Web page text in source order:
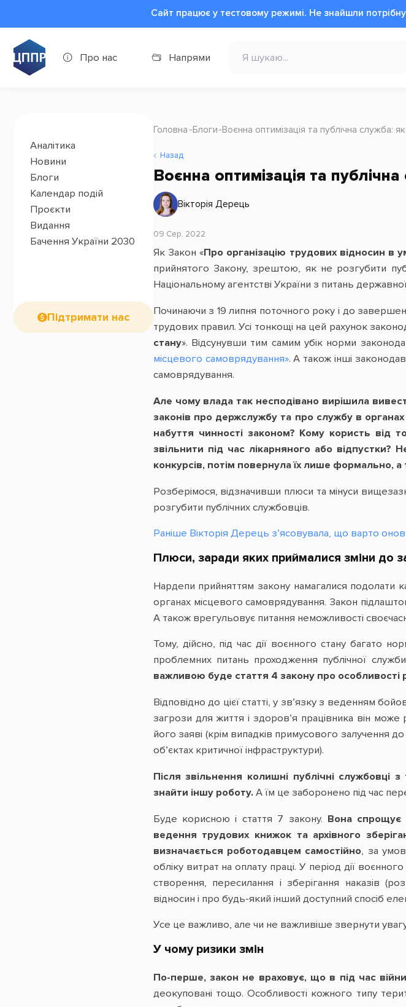
Сайт працює у тестовому режимі. Не знайшли
Про нас Напрями
Аналітика
Новини
Блоги
Календар подій
Проєкти
Видання
Бачення України 2030
Підтримати нас
Головна Блоги Воєнна оптимізація та публічна служба:
Назад
Воєнна оптимізація та
Вікторія Дерець
09 Сер, 2022
Як Закон «Про організацію трудових відносин в
прийнятого Закону, зрештою, як не розгубити
Національному агентстві України з питань
Починаючи з 19 липня поточного року і до
трудових правил. Усі тонкощі на цей рахунок
стану». Відсунувши тим самим убік норми
місцевого самоврядування». А також інші
самоврядування.
Але чому влада так несподівано вирішила
законів про держслужбу та про службу в
набуття чинності законом? Кому користь від
звільнити під час лікарняного або відпустки?
конкурсів, потім повернула їх лише формально, а
Розберімося, відзначивши плюси та мінуси
розгубити публічних службовців.
Раніше Вікторія Дерець з’ясовувала, що варто
Плюси, заради яких приймалися зміни до
Нардепи прийняттям закону намагалися
органах місцевого самоврядування. Закон
А також врегульовує питання неможливості
Тому, дійсно, під час дії воєнного стану багато
проблемних питань проходження публічної
важливою буде стаття 4 закону про особливості
Відповідно до цієї статті, у зв’язку з веденням
загрози для життя і здоров’я працівника він
його заяві (крім випадків примусового залучення
об’єктах критичної інфраструктури).
Після звільнення колишні публічні службовці
знайти іншу роботу.А їм це заборонено під час
Буде корисною і стаття 7 закону. Вона спрощує
ведення трудових книжок та архівного
визначається роботодавцем самостійно, за
обліку витрат на оплату праці. У період дії
створення, пересилання і зберігання наказів
відносин і про будь-який інший доступний спосіб
Усе це важливо, але чи не важливіше звернути
У чому ризики змін
По-перше, закон не враховує, що в під час війни
деокуповані тощо. Особливості кожного типу